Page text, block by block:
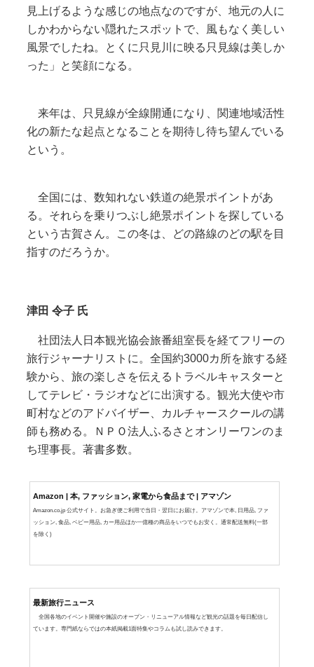
見上げるような感じの地点なのですが、地元の人に
しかわからない隠れたスポットで、風もなく美しい
風景でしたね。とくに只見川に映る只見線は美しか
った」と笑顔になる。
来年は、只見線が全線開通になり、関連地域活性
化の新たな起点となることを期待し待ち望んでいる
という。
全国には、数知れない鉄道の絶景ポイントがあ
る。それらを乗りつぶし絶景ポイントを探している
という古賀さん。この冬は、どの路線のどの駅を目
指すのだろうか。
津田 令子 氏
社団法人日本観光協会旅番組室長を経てフリーの
旅行ジャーナリストに。全国約3000カ所を旅する経
験から、旅の楽しさを伝えるトラベルキャスターと
してテレビ・ラジオなどに出演する。観光大使や市
町村などのアドバイザー、カルチャースクールの講
師も務める。ＮＰＯ法人ふるさとオンリーワンのま
ち理事長。著書多数。
Amazon | 本, ファッション, 家電から食品まで | アマゾン
Amazon.co.jp 公式サイト。お急ぎ便ご利用で当日・翌日にお届け。アマゾンで本, 日用品, ファ
ッション, 食品, ベビー用品, カー用品ほか一億種の商品をいつでもお安く。通常配送無料(一部
を除く)
最新旅行ニュース
全国各地のイベント開催や施設のオープン・リニューアル情報など観光の話題を毎日配信し
ています。専門紙ならではの本紙掲載1面特集やコラムも試し読みできます。